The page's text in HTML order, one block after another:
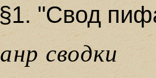
"Свод
сводки